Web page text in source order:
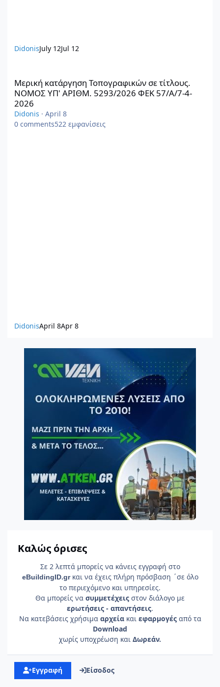
DidonisJuly 12Jul 12
Μερική κατάργηση Τοπογραφικών σε τίτλους.
ΝΟΜΟΣ ΥΠ' ΑΡΙΘΜ. 5293/2026 ΦΕΚ 57/Α/7-4-
2026
Didonis · April 8
0 comments522 εμφανίσεις
DidonisApril 8Apr 8
Καλώς όρισες
Σε 2 λεπτά μπορείς να κάνεις εγγραφή στο
eBuildingID.gr και να έχεις πλήρη πρόσβαση ΄σε όλο
το περιεχόμενο και υπηρεσίες.
Θα μπορείς να συμμετέχεις στον διάλογο με
ερωτήσεις - απαντήσεις.
Να κατεβάσεις χρήσιμα αρχείακαι εφαρμογέςαπό τα
Download
χωρίς υποχρέωση και Δωρεάν.
Εγγραφή Είσοδος